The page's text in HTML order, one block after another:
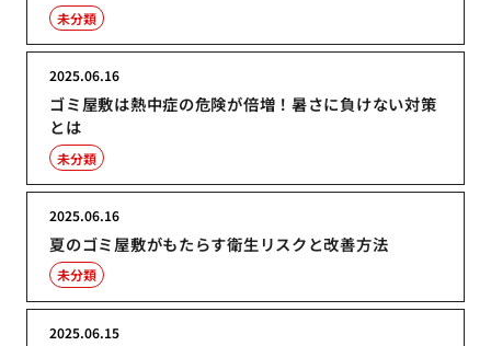
未分類
ゴミ屋敷は熱中症の危険が倍増！暑さに負けない対策
とは
2025.06.16
未分類
夏のゴミ屋敷がもたらす衛生リスクと改善方法
2025.06.16
未分類
2025.06.15